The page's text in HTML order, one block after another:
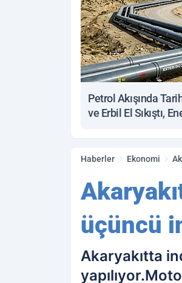
Petrol Akışında
ve Erbil El Sıkıştı,
Haberler Ekonomi
üçüncü
Akaryakıtta